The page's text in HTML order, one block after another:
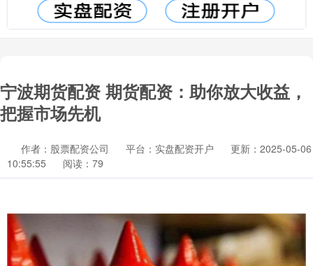
宁波期货配资 期货配资：助你放大收益，
把握市场先机
作者：股票配资公司 平台：实盘配资开户
更新：2025-05-06
10:55:55
阅读：79